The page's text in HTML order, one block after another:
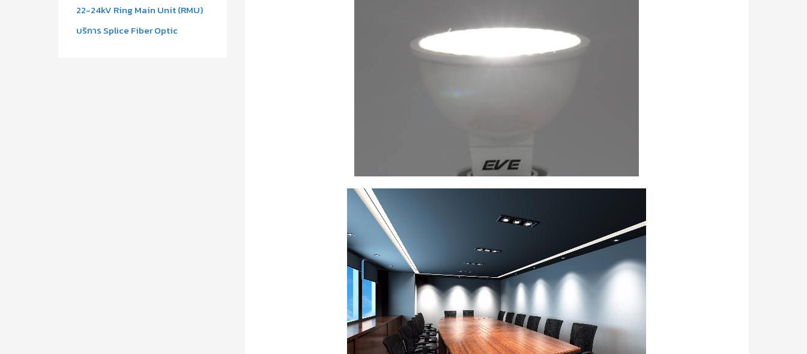
22-24kV Ring Main Unit (RMU)
บริการ Splice Fiber Optic